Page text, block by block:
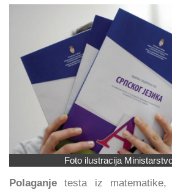
Foto ilustracija
Polaganje testa iz